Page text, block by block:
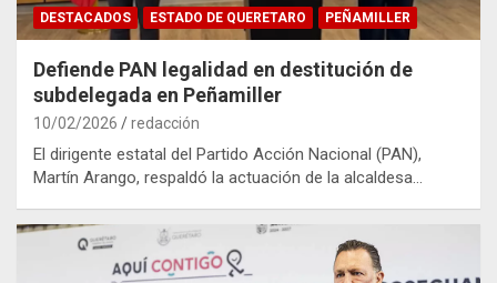
DESTACADOS ESTADO DE QUERETARO PEÑAMILLER
Defiende PAN legalidad en destitución de
subdelegada en Peñamiller
10/02/2026 redacción
El dirigente estatal del Partido Acción Nacional (PAN),
Martín Arango, respaldó la actuación de la alcaldesa…